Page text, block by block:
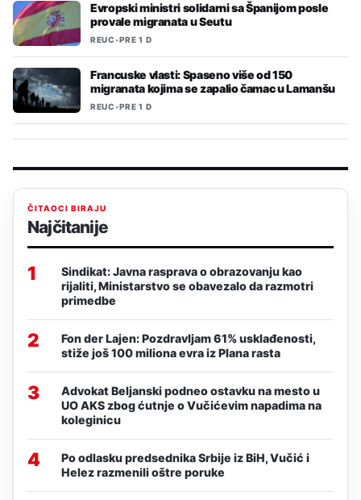
Evropski ministri solidarni sa Španijom posle
provale migranata u Seutu
REUC•PRE 1 D
Francuske vlasti: Spaseno više od 150
migranata kojima se zapalio čamac u Lamanšu
REUC•PRE 1 D
ČITAOCI BIRAJU
Najčitanije
1
Sindikat: Javna rasprava o obrazovanju kao
rijaliti, Ministarstvo se obavezalo da razmotri
primedbe
2
Fon der Lajen: Pozdravljam 61% usklađenosti,
stiže još 100 miliona evra iz Plana rasta
3
Advokat Beljanski podneo ostavku na mesto u
UO AKS zbog ćutnje o Vučićevim napadima na
koleginicu
4
Po odlasku predsednika Srbije iz BiH, Vučić i
Helez razmenili oštre poruke